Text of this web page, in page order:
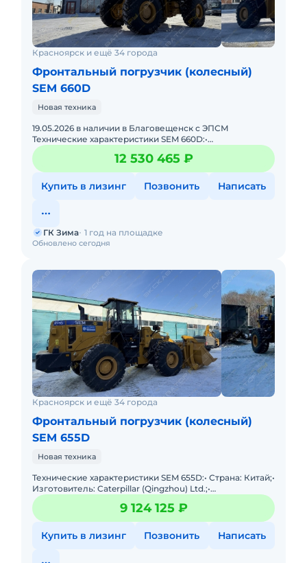
Красноярск и ещё 34 города
Фронтальный погрузчик (колесный)
SEM 660D
Новая техника
19.05.2026 в наличии в Благовещенск с ЭПСМ
Технические характеристики SEM 660D:•
Грузоподъёмность 6000 кг• Рабочая масса 20120 кг•
Объем к
12 530 465 ₽
Купить в лизинг Позвонить Написать
Обновлено сегодня
ГК Зима 1 год на площадке
Красноярск и ещё 34 города
Фронтальный погрузчик (колесный)
SEM 655D
Новая техника
Технические характеристики SEM 655D:• Страна: Китай;•
Изготовитель: Caterpillar (Qingzhou) Ltd.;•
Грузоподъемность: 5000 кг;• Объем ковша: 3
9 124 125 ₽
Купить в лизинг Позвонить Написать